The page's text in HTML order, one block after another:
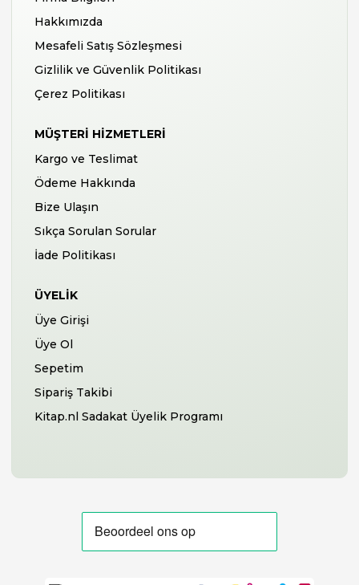
Hakkımızda
Mesafeli Satış Sözleşmesi
Gizlilik ve Güvenlik Politikası
Çerez Politikası
MÜŞTERI HIZMETLERI
Kargo ve Teslimat
Ödeme Hakkında
Bize Ulaşın
Sıkça Sorulan Sorular
İade Politikası
ÜYELIK
Üye Girişi
Üye Ol
Sepetim
Sipariş Takibi
Kitap.nl Sadakat Üyelik Programı